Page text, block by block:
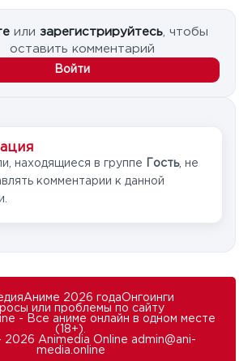
или зарегистрируйтесь , чтобы
оставить комментарий
Войти
находящиеся в группе Гость, не
комментарии к данной
Аниме 2026 годаОнгоинги
или проблемы по сайту
- Все аниме онлайн в одном месте
(18+).
Animedia Online admin@ani-
media.online